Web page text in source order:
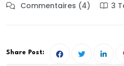
Commentaires (4)
3
Share Post: